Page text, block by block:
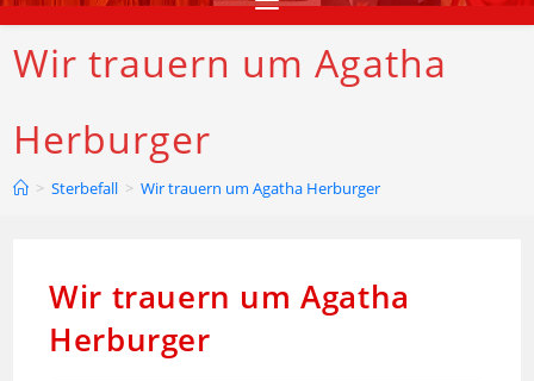
Wir trauern um Agatha
Herburger
> Sterbefall > Wir trauern um Agatha Herburger
Wir trauern um Agatha
Herburger